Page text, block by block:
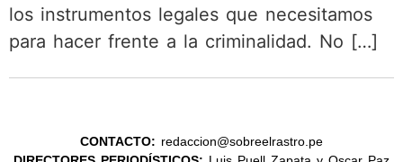
los instrumentos legales que necesitamos
para hacer frente a la criminalidad. No […]
CONTACTO: redaccion@sobreelrastro.pe